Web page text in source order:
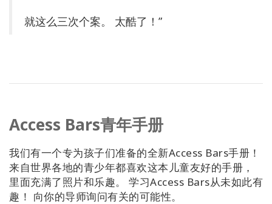
就这么三次个案。 太酷了！”
Access Bars青年手册
我们有一个专为孩子们准备的全新Access Bars手册！
来自世界各地的青少年都喜欢这本儿童友好的手册，
里面充满了照片和乐趣。 学习Access Bars从未如此有
趣！ 向你的导师询问有关的可能性。